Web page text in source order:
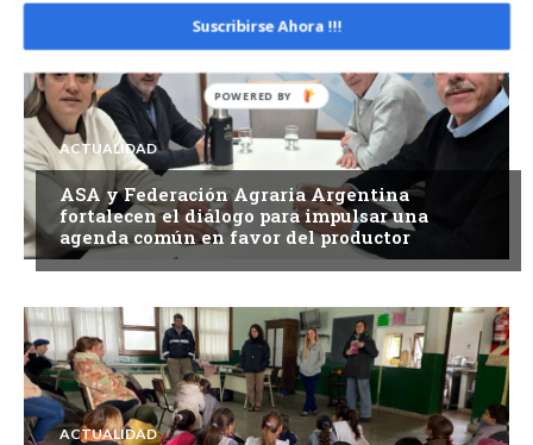
ACTUALIDAD
ASA y Federación Agraria Argentina
fortalecen el diálogo para impulsar una
agenda común en favor del productor
ACTUALIDAD
Suscribirse Ahora !!!